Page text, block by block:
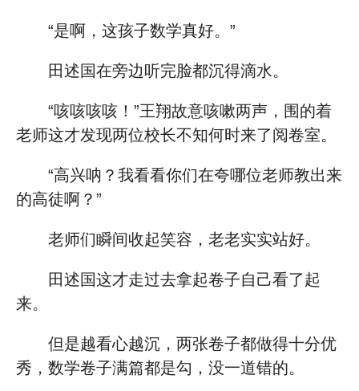
“是啊，这孩子数学真好。”
田述国在旁边听完脸都沉得滴水。
“咳咳咳咳！”王翔故意咳嗽两声，围的着
老师这才发现两位校长不知何时来了阅卷室。
“高兴呐？我看看你们在夸哪位老师教出来
的高徒啊？”
老师们瞬间收起笑容，老老实实站好。
田述国这才走过去拿起卷子自己看了起
来。
但是越看心越沉，两张卷子都做得十分优
秀，数学卷子满篇都是勾，没一道错的。